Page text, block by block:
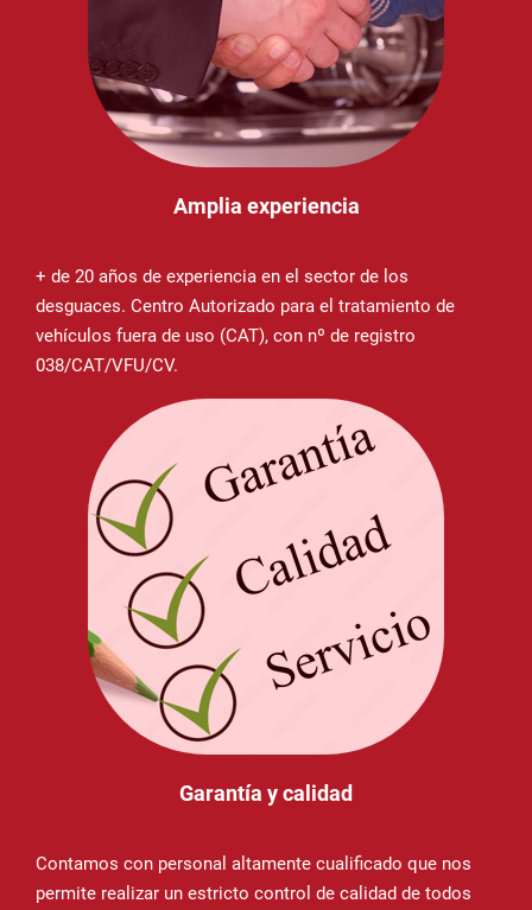
Amplia experiencia
+ de 20 años de experiencia en el sector de los
desguaces. Centro Autorizado para el tratamiento de
vehículos fuera de uso (CAT), con nº de registro
038/CAT/VFU/CV.
Garantía y calidad
Contamos con personal altamente cualificado que nos
permite realizar un estricto control de calidad de todos